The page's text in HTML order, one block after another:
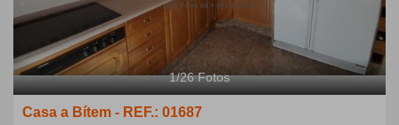
1/26Fotos
Casa a Bítem - REF.: 01687